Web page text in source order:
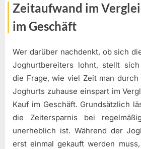
Zeitaufwand im
im Geschäft
Wer darüber nachdenkt, ob sich
Joghurtbereiters lohnt, stellt
die Frage, wie viel Zeit man
Joghurts zuhause einspart im
Kauf im Geschäft. Grundsätzlich
die Zeitersparnis bei
unerheblich ist. Während der
erst einmal gekauft werden